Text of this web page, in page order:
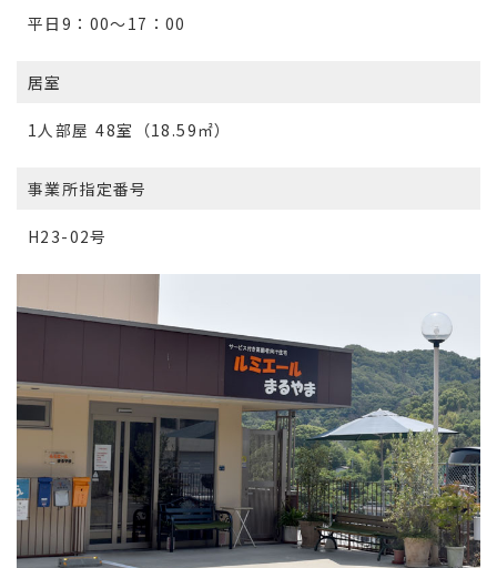
平日9：00～17：00
居室
1人部屋 48室（18.59㎡）
事業所指定番号
H23-02号